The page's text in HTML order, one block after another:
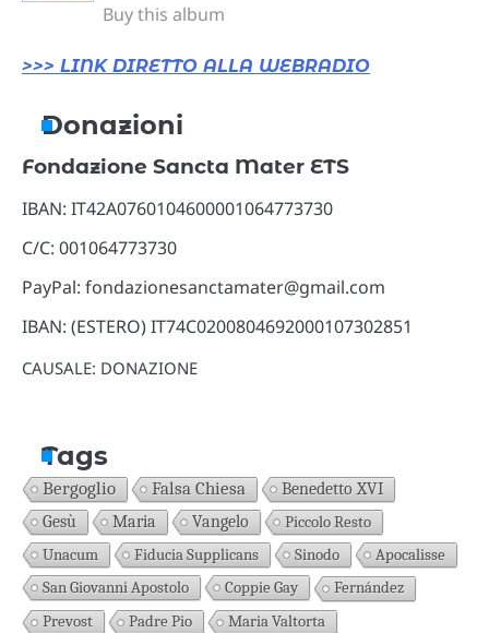
Buy this album
>>> LINK DIRETTO ALLA WEBRADIO
Donazioni
Fondazione Sancta Mater ETS
IBAN: IT42A0760104600001064773730
C/C: 001064773730
PayPal: fondazionesanctamater@gmail.com
IBAN: (ESTERO) IT74C0200804692000107302851
CAUSALE: DONAZIONE
Tags
Bergoglio Falsa Chiesa Benedetto XVI
Gesù Maria Vangelo
Piccolo Resto
Unacum
Fiducia Supplicans Sinodo
Apocalisse
San Giovanni Apostolo
Coppie Gay
Fernández
Prevost
Padre Pio
Maria Valtorta